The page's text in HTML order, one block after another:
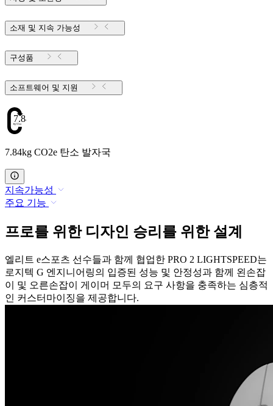
소재 및 지속 가능성
구성품
소프트웨어 및 지원
7.84
7.84kg CO2e 탄소 발자국
지속가능성
주요 기능
프로를 위한 디자인 승리를 위한 설계
엘리트 e스포츠 선수들과 함께 협업한 PRO 2 LIGHTSPEED는
로지텍 G 엔지니어링의 입증된 성능 및 안정성과 함께 왼손잡
이 및 오른손잡이 게이머 모두의 요구 사항을 충족하는 심층적
인 커스터마이징을 제공합니다.